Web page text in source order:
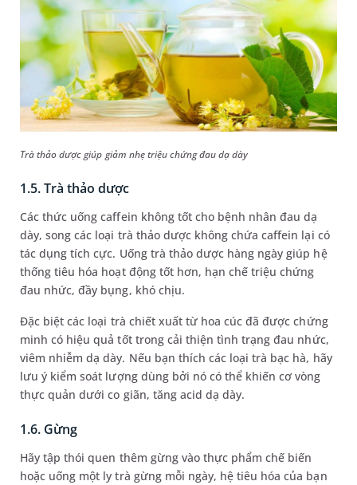
Trà thảo dược giúp giảm nhẹ triệu chứng đau dạ dày
1.5. Trà thảo dược
Các thức uống caffein không tốt cho bệnh nhân đau dạ
dày, song các loại trà thảo dược không chứa caffein lại có
tác dụng tích cực. Uống trà thảo dược hàng ngày giúp hệ
thống tiêu hóa hoạt động tốt hơn, hạn chế triệu chứng
đau nhức, đầy bụng, khó chịu.
Đặc biệt các loại trà chiết xuất từ hoa cúc đã được chứng
minh có hiệu quả tốt trong cải thiện tình trạng đau nhức,
viêm nhiễm dạ dày. Nếu bạn thích các loại trà bạc hà, hãy
lưu ý kiểm soát lượng dùng bởi nó có thể khiến cơ vòng
thực quản dưới co giãn, tăng acid dạ dày.
1.6. Gừng
Hãy tập thói quen thêm gừng vào thực phẩm chế biến
hoặc uống một ly trà gừng mỗi ngày, hệ tiêu hóa của bạn